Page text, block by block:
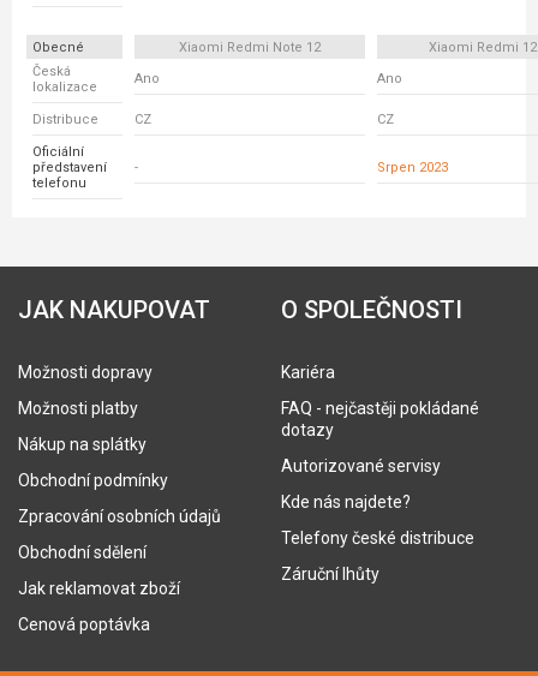
Obecné Xiaomi Redmi Note 12
Xiaomi Redmi 12
Česká
lokalizace
Ano Ano
Distribuce CZ CZ
Oficiální
představení
telefonu
- Srpen 2023
JAK NAKUPOVAT
Možnosti dopravy
Možnosti platby
Nákup na splátky
Obchodní podmínky
Zpracování osobních údajů
Obchodní sdělení
Jak reklamovat zboží
Cenová poptávka
O SPOLEČNOSTI
Kariéra
FAQ - nejčastěji pokládané
dotazy
Autorizované servisy
Kde nás najdete?
Telefony české distribuce
Záruční lhůty